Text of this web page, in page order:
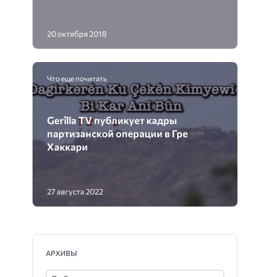
20 октября 2018
Что еще почитать
Gerîlla TV публикует кадры
партизанской операции в Гре
Хаккари
27 августа 2022
АРХИВЫ